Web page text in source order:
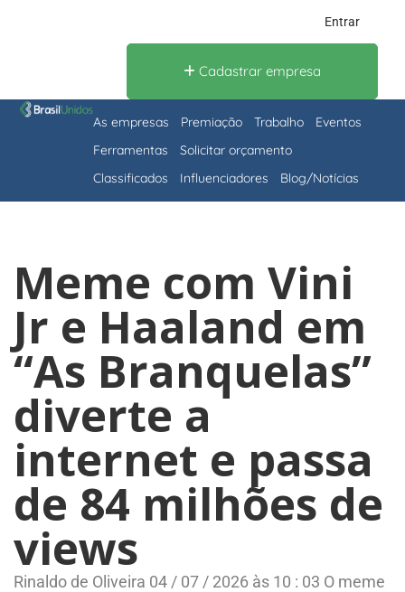
Entrar
Cadastrar empresa
As empresas Premiação Trabalho
Eventos
Ferramentas
Solicitar orçamento
Classificados
Influenciadores Blog/Notícias
Meme com Vini
Jr e Haaland em
“As Branquelas”
diverte a
internet e passa
de 84 milhões de
views
Rinaldo de Oliveira 04 / 07 / 2026 às 10 : 03 O meme